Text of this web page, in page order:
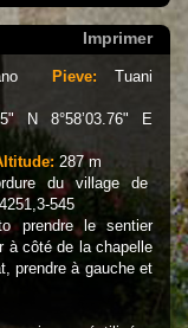
Imprimer
Pieve:Tuani
N 8°58’03.76" E
287 m
du village de
545
prendre le sentier
à côté de la chapelle
prendre à gauche et